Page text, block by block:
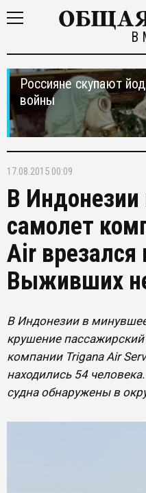
В
Россияне скупают
войны
17.08.2015 00:09
В
самолет
Air врезался
Выживших
В Индонезии в
крушение
компании Trigana Air
находились 54
судна обнаружены в